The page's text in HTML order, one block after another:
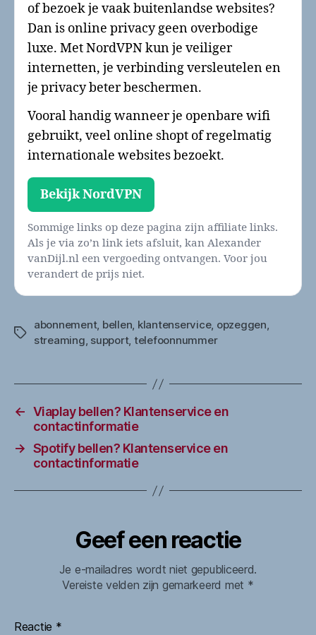
of bezoek je vaak buitenlandse websites?
Dan is online privacy geen overbodige
luxe. Met NordVPN kun je veiliger
internetten, je verbinding versleutelen en
je privacy beter beschermen.
Vooral handig wanneer je openbare wifi
gebruikt, veel online shopt of regelmatig
internationale websites bezoekt.
Bekijk NordVPN
Sommige links op deze pagina zijn affiliate links.
Als je via zo’n link iets afsluit, kan Alexander
vanDijl.nl een vergoeding ontvangen. Voor jou
verandert de prijs niet.
Tags
abonnement, bellen, klantenservice, opzeggen,
streaming, support, telefoonnummer
← Viaplay bellen? Klantenservice en
contactinformatie
→ Spotify bellen? Klantenservice en
contactinformatie
Geef een reactie
Je e-mailadres wordt niet gepubliceerd.
Vereiste velden zijn gemarkeerd met *
Reactie *